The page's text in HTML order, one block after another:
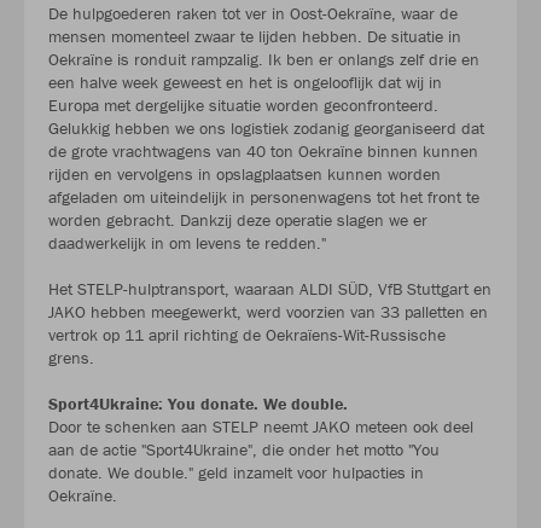
De hulpgoederen raken tot ver in Oost-Oekraïne, waar de
mensen momenteel zwaar te lijden hebben. De situatie in
Oekraïne is ronduit rampzalig. Ik ben er onlangs zelf drie en
een halve week geweest en het is ongelooflijk dat wij in
Europa met dergelijke situatie worden geconfronteerd.
Gelukkig hebben we ons logistiek zodanig georganiseerd dat
de grote vrachtwagens van 40 ton Oekraïne binnen kunnen
rijden en vervolgens in opslagplaatsen kunnen worden
afgeladen om uiteindelijk in personenwagens tot het front te
worden gebracht. Dankzij deze operatie slagen we er
daadwerkelijk in om levens te redden."
Het STELP-hulptransport, waaraan ALDI SÜD, VfB Stuttgart en
JAKO hebben meegewerkt, werd voorzien van 33 palletten en
vertrok op 11 april richting de Oekraïens-Wit-Russische
grens.
Sport4Ukraine: You donate. We double.
Door te schenken aan STELP neemt JAKO meteen ook deel
aan de actie "Sport4Ukraine", die onder het motto "You
donate. We double." geld inzamelt voor hulpacties in
Oekraïne.